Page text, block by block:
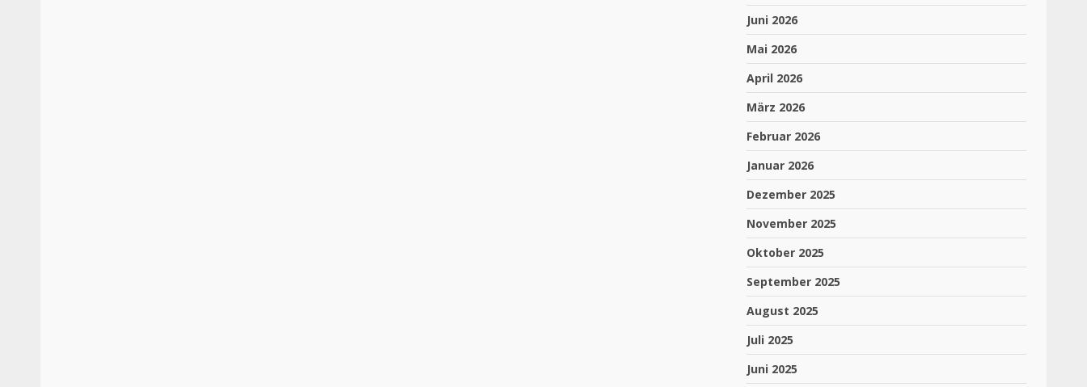
Juni 2026
Mai 2026
April 2026
März 2026
Februar 2026
Januar 2026
Dezember 2025
November 2025
Oktober 2025
September 2025
August 2025
Juli 2025
Juni 2025